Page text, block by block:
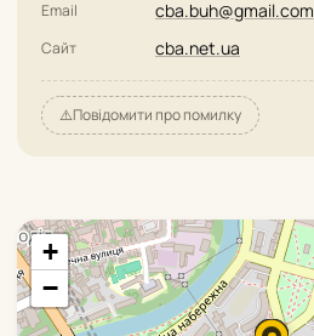
Email cba.buh@gmail.com
Сайт cba.net.ua
⚠️Повідомити про помилку
+
−